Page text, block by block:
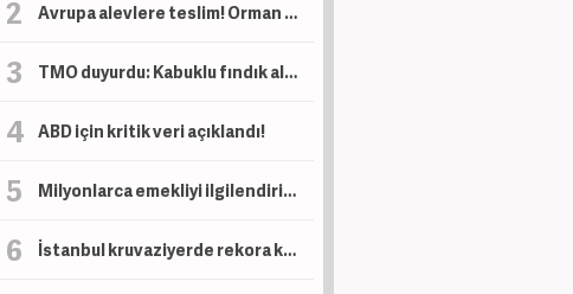
Avrupa alevlere teslim! Orman yangınlarının faturası 19 milyar avroyu aştı
TMO duyurdu: Kabuklu fındık alımında yeni dönem başlıyor! İşte tüm şartlar...
ABD için kritik veri açıklandı!
Milyonlarca emekliyi ilgilendiriyor! Hesaplara yatırılacak
İstanbul kruvaziyerde rekora koşuyor! Yeni hedef 1 milyon yolcu